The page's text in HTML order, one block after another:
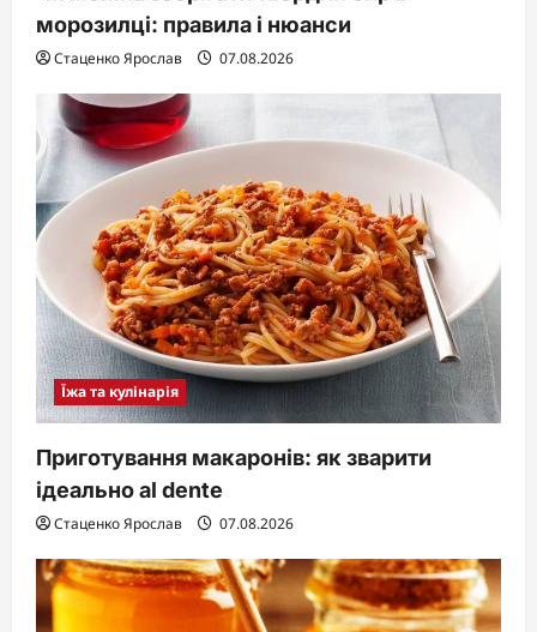
морозилці: правила і нюанси
Стаценко Ярослав 07.08.2026
Їжа та кулінарія
Приготування макаронів: як зварити
ідеально al dente
Стаценко Ярослав 07.08.2026